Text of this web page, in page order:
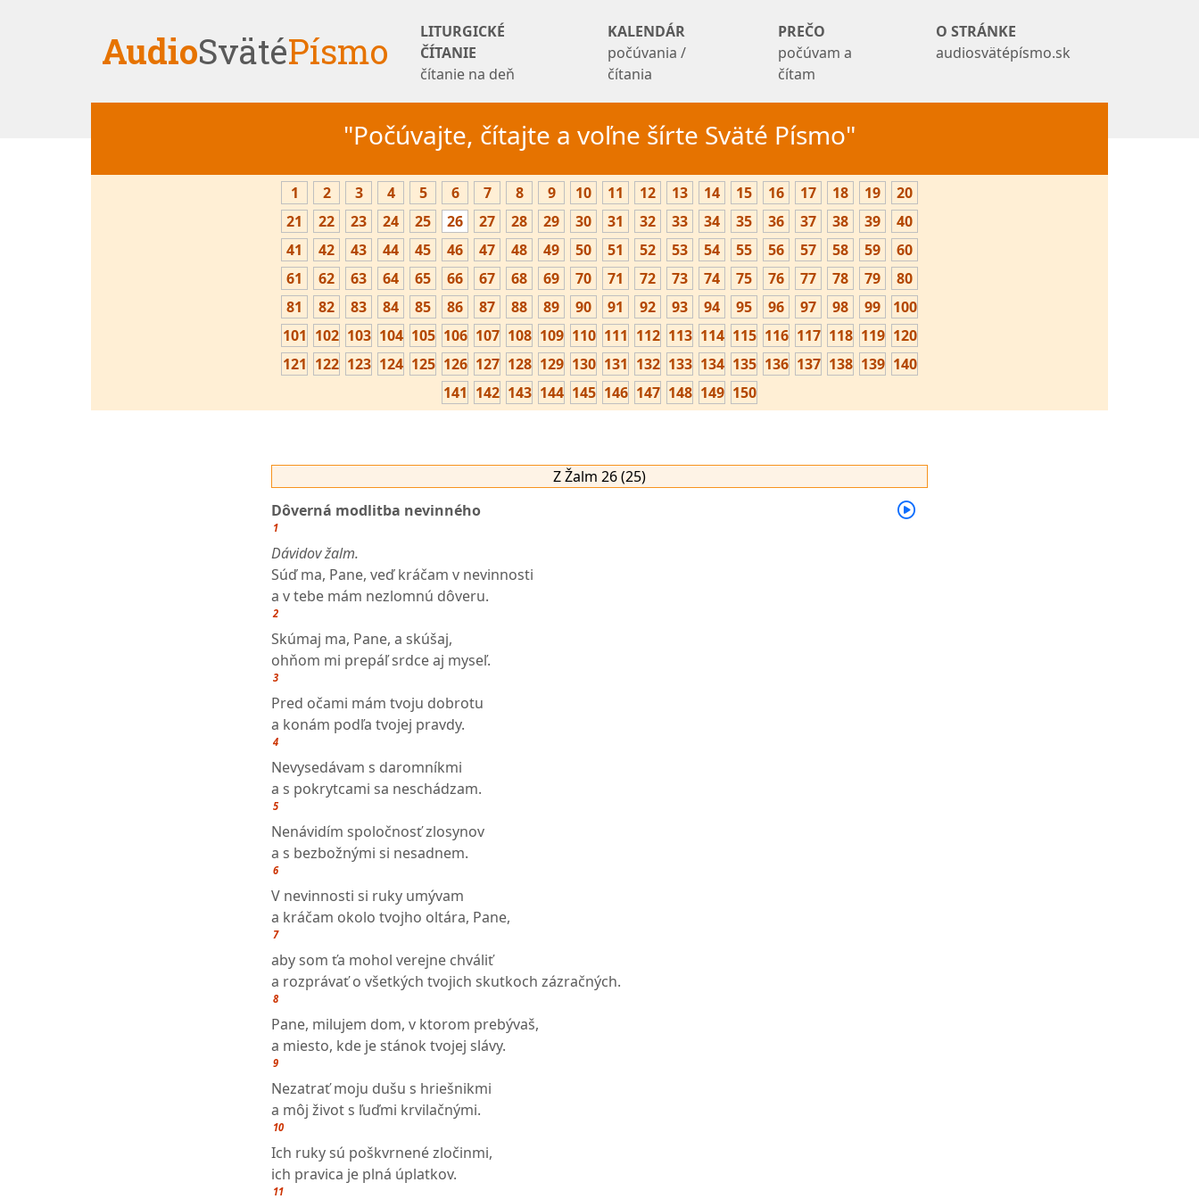
AudioSvätéPísmo
LITURGICKÉ
ČÍTANIE
čítanie na deň
KALENDÁR
počúvania /
čítania
PREČO
počúvam a
čítam
O STRÁNKE
audiosvätépísmo.sk
"Počúvajte, čítajte a voľne šírte Sväté Písmo"
1 2 3 4 5 6 7 8 9 10 11 12 13 14 15 16 17 18 19
20
21
22 23 24 25 26 27 28 29 30 31 32 33 34 35 36 37 38 39
40
41
42 43 44 45 46 47 48 49 50 51 52 53 54 55 56 57 58 59
60
61
62 63 64 65 66 67 68 69 70 71 72 73 74 75 76 77 78 79
80
81
82 83 84 85 86 87 88 89 90 91 92 93 94 95 96 97 98 99
100
101 102 103 104 105 106 107 108 109 110 111 112 113 114 115 116 117 118 119 120
121 122 123 124 125 126 127 128 129 130 131 132 133 134 135 136 137 138 139 140
141 142 143 144 145 146 147 148 149 150
Z Žalm 26 (25)
Dôverná modlitba nevinného
1
Dávidov žalm.
Súď ma, Pane, veď kráčam v nevinnosti
a v tebe mám nezlomnú dôveru.
2
Skúmaj ma, Pane, a skúšaj,
ohňom mi prepáľ srdce aj myseľ.
3
Pred očami mám tvoju dobrotu
a konám podľa tvojej pravdy.
4
Nevysedávam s daromníkmi
a s pokrytcami sa neschádzam.
5
Nenávidím spoločnosť zlosynov
a s bezbožnými si nesadnem.
6
V nevinnosti si ruky umývam
a kráčam okolo tvojho oltára, Pane,
7
aby som ťa mohol verejne chváliť
a rozprávať o všetkých tvojich skutkoch zázračných.
8
Pane, milujem dom, v ktorom prebývaš,
a miesto, kde je stánok tvojej slávy.
9
Nezatrať moju dušu s hriešnikmi
a môj život s ľuďmi krvilačnými.
10
Ich ruky sú poškvrnené zločinmi,
ich pravica je plná úplatkov.
11